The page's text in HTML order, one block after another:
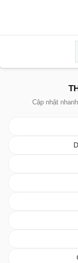
Cập nhật